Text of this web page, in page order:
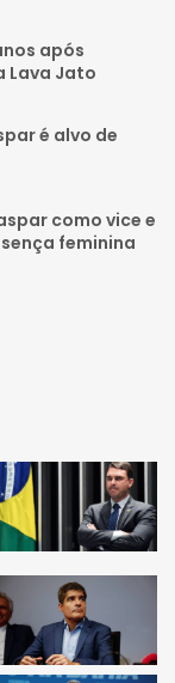
após
Lava Jato
é alvo de
como vice e
feminina